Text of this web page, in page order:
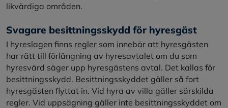
likvärdiga områden.
Svagare besittningsskydd för hyresgäst
I hyreslagen finns regler som innebär att hyresgästen
har rätt till förlängning av hyresavtalet om du som
hyresvärd säger upp hyresgästens avtal. Det kallas för
besittningsskydd. Besittningsskyddet gäller så fort
hyresgästen flyttat in. Vid hyra av villa gäller särskilda
regler. Vid uppsägning gäller inte besittningsskyddet om